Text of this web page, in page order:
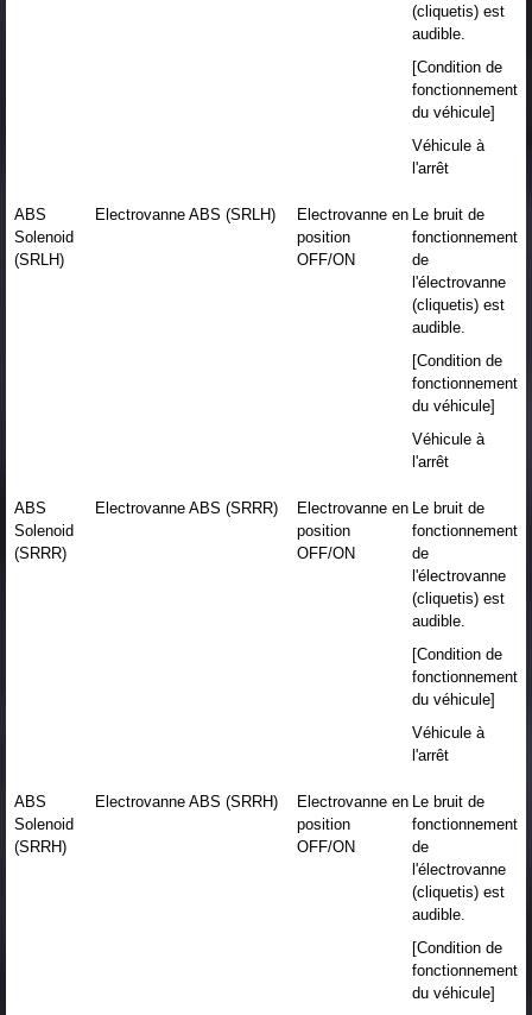
(cliquetis) est
audible.
[Condition de
fonctionnement
du véhicule]
Véhicule à
l'arrêt
ABS
Solenoid
(SRLH)
Electrovanne ABS (SRLH)
Electrovanne en
position
OFF/ON
Le bruit de
fonctionnement
de
l'électrovanne
(cliquetis) est
audible.
[Condition de
fonctionnement
du véhicule]
Véhicule à
l'arrêt
ABS
Solenoid
(SRRR)
Electrovanne ABS (SRRR)
Electrovanne en
position
OFF/ON
Le bruit de
fonctionnement
de
l'électrovanne
(cliquetis) est
audible.
[Condition de
fonctionnement
du véhicule]
Véhicule à
l'arrêt
ABS
Solenoid
(SRRH)
Electrovanne ABS (SRRH)
Electrovanne en
position
OFF/ON
Le bruit de
fonctionnement
de
l'électrovanne
(cliquetis) est
audible.
[Condition de
fonctionnement
du véhicule]